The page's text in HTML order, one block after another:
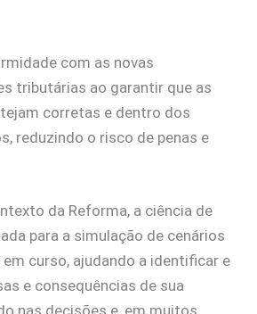
com as novas
tributárias ao garantir que as
corretas e dentro dos
reduzindo o risco de penas e
da Reforma, a ciência de
para a simulação de cenários
curso, ajudando a identificar e
e consequências de sua
nas decisões e, em muitos